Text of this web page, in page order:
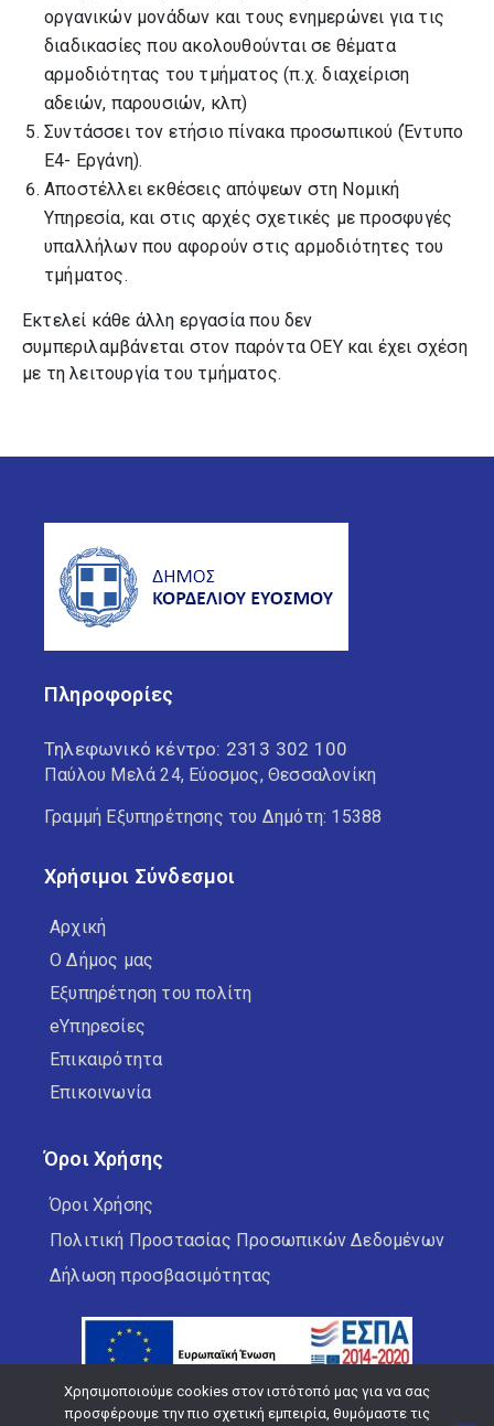
οργανικών μονάδων και τους ενημερώνει για τις
διαδικασίες που ακολουθούνται σε θέματα
αρμοδιότητας του τμήματος (π.χ. διαχείριση
αδειών, παρουσιών, κλπ)
Συντάσσει τον ετήσιο πίνακα προσωπικού (Έντυπο
Ε4- Εργάνη).
Αποστέλλει εκθέσεις απόψεων στη Νομική
Υπηρεσία, και στις αρχές σχετικές με προσφυγές
υπαλλήλων που αφορούν στις αρμοδιότητες του
τμήματος.
Εκτελεί κάθε άλλη εργασία που δεν
συμπεριλαμβάνεται στον παρόντα ΟΕΥ και έχει σχέση
με τη λειτουργία του τμήματος.
Πληροφορίες
Τηλεφωνικό κέντρο: 2313 302 100
Παύλου Μελά 24, Εύοσμος, Θεσσαλονίκη
Γραμμή Εξυπηρέτησης του Δημότη: 15388
Χρήσιμοι Σύνδεσμοι
Αρχική
Ο Δήμος μας
Εξυπηρέτηση του πολίτη
eΥπηρεσίες
Επικαιρότητα
Επικοινωνία
Όροι Χρήσης
Όροι Χρήσης
Πολιτική Προστασίας Προσωπικών Δεδομένων
Δήλωση προσβασιμότητας
Χρησιμοποιούμε cookies στον ιστότοπό μας για να σας
προσφέρουμε την πιο σχετική εμπειρία, θυμόμαστε τις